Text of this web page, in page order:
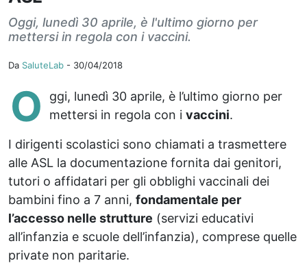
Oggi, lunedì 30 aprile, è l'ultimo giorno per
mettersi in regola con i vaccini.
Da SaluteLab - 30/04/2018
O
ggi, lunedì 30 aprile, è l’ultimo giorno per
mettersi in regola con i vaccini.
I dirigenti scolastici sono chiamati a trasmettere
alle ASL la documentazione fornita dai genitori,
tutori o affidatari per gli obblighi vaccinali dei
bambini fino a 7 anni, fondamentale per
l’accesso nelle strutture (servizi educativi
all’infanzia e scuole dell’infanzia), comprese quelle
private non paritarie.